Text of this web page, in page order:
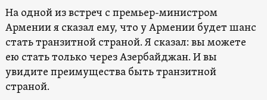
На одной из встреч с премьер-министром
Армении я сказал ему, что у Армении будет шанс
стать транзитной страной. Я сказал: вы можете
ею стать только через Азербайджан. И вы
увидите преимущества быть транзитной
страной.